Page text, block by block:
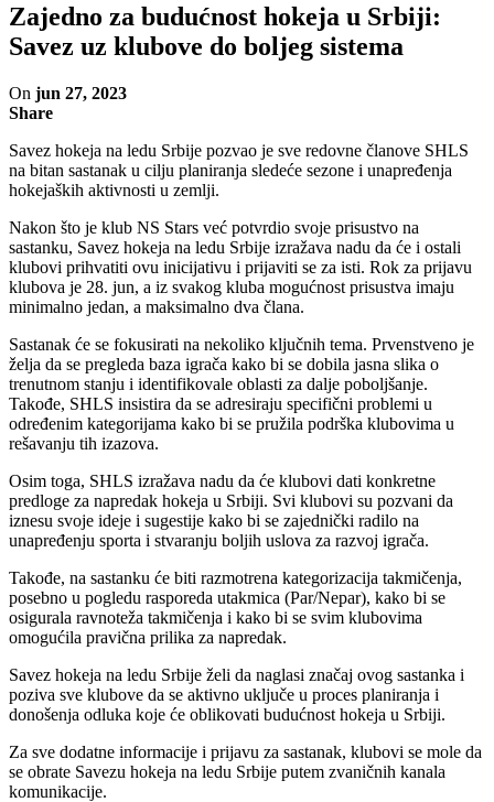
Zajedno za budućnost hokeja u Srbiji:
Savez uz klubove do boljeg sistema
On jun 27, 2023
Share
Savez hokeja na ledu Srbije pozvao je sve redovne članove SHLS
na bitan sastanak u cilju planiranja sledeće sezone i unapređenja
hokejaških aktivnosti u zemlji.
Nakon što je klub NS Stars već potvrdio svoje prisustvo na
sastanku, Savez hokeja na ledu Srbije izražava nadu da će i ostali
klubovi prihvatiti ovu inicijativu i prijaviti se za isti. Rok za prijavu
klubova je 28. jun, a iz svakog kluba mogućnost prisustva imaju
minimalno jedan, a maksimalno dva člana.
Sastanak će se fokusirati na nekoliko ključnih tema. Prvenstveno je
želja da se pregleda baza igrača kako bi se dobila jasna slika o
trenutnom stanju i identifikovale oblasti za dalje poboljšanje.
Takođe, SHLS insistira da se adresiraju specifični problemi u
određenim kategorijama kako bi se pružila podrška klubovima u
rešavanju tih izazova.
Osim toga, SHLS izražava nadu da će klubovi dati konkretne
predloge za napredak hokeja u Srbiji. Svi klubovi su pozvani da
iznesu svoje ideje i sugestije kako bi se zajednički radilo na
unapređenju sporta i stvaranju boljih uslova za razvoj igrača.
Takođe, na sastanku će biti razmotrena kategorizacija takmičenja,
posebno u pogledu rasporeda utakmica (Par/Nepar), kako bi se
osigurala ravnoteža takmičenja i kako bi se svim klubovima
omogućila pravična prilika za napredak.
Savez hokeja na ledu Srbije želi da naglasi značaj ovog sastanka i
poziva sve klubove da se aktivno uključe u proces planiranja i
donošenja odluka koje će oblikovati budućnost hokeja u Srbiji.
Za sve dodatne informacije i prijavu za sastanak, klubovi se mole da
se obrate Savezu hokeja na ledu Srbije putem zvaničnih kanala
komunikacije.